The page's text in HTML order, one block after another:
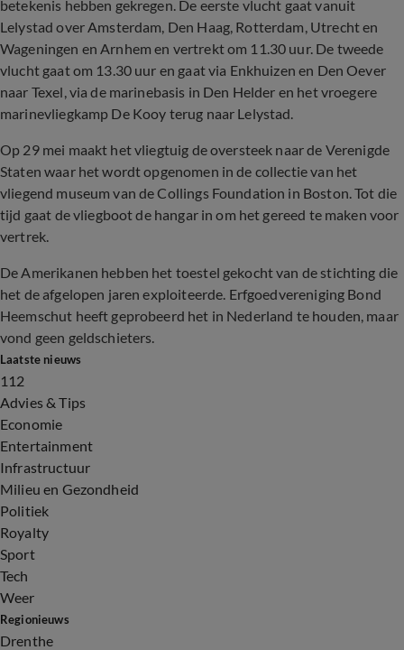
betekenis hebben gekregen. De eerste vlucht gaat vanuit
Lelystad over Amsterdam, Den Haag, Rotterdam, Utrecht en
Wageningen en Arnhem en vertrekt om 11.30 uur. De tweede
vlucht gaat om 13.30 uur en gaat via Enkhuizen en Den Oever
naar Texel, via de marinebasis in Den Helder en het vroegere
marinevliegkamp De Kooy terug naar Lelystad.
Op 29 mei maakt het vliegtuig de oversteek naar de Verenigde
Staten waar het wordt opgenomen in de collectie van het
vliegend museum van de Collings Foundation in Boston. Tot die
tijd gaat de vliegboot de hangar in om het gereed te maken voor
vertrek.
De Amerikanen hebben het toestel gekocht van de stichting die
het de afgelopen jaren exploiteerde. Erfgoedvereniging Bond
Heemschut heeft geprobeerd het in Nederland te houden, maar
vond geen geldschieters.
Laatste nieuws
112
Advies & Tips
Economie
Entertainment
Infrastructuur
Milieu en Gezondheid
Politiek
Royalty
Sport
Tech
Weer
Regionieuws
Drenthe